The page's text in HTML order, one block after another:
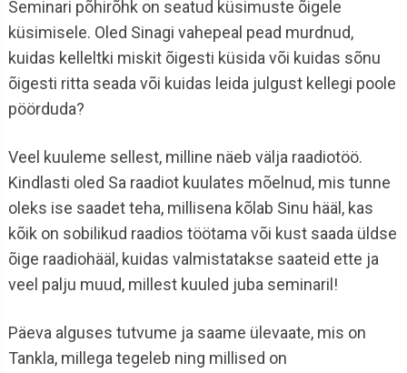
Seminari põhirõhk on seatud küsimuste õigele
küsimisele. Oled Sinagi vahepeal pead murdnud,
kuidas kelleltki miskit õigesti küsida või kuidas sõnu
õigesti ritta seada või kuidas leida julgust kellegi poole
pöörduda?
Veel kuuleme sellest, milline näeb välja raadiotöö.
Kindlasti oled Sa raadiot kuulates mõelnud, mis tunne
oleks ise saadet teha, millisena kõlab Sinu hääl, kas
kõik on sobilikud raadios töötama või kust saada üldse
õige raadiohääl, kuidas valmistatakse saateid ette ja
veel palju muud, millest kuuled juba seminaril!
Päeva alguses tutvume ja saame ülevaate, mis on
Tankla, millega tegeleb ning millised on